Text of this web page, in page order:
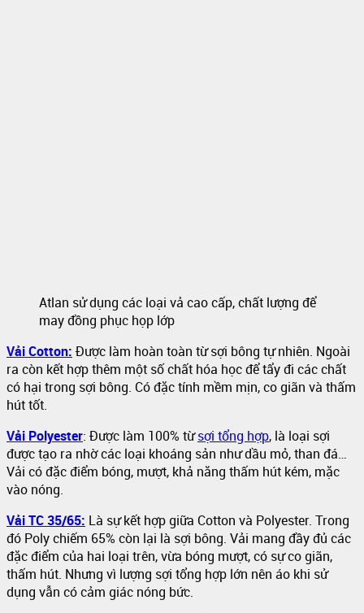
Atlan sử dụng các loại vả cao cấp, chất lượng để
may đồng phục họp lớp
Vải Cotton: Được làm hoàn toàn từ sợi bông tự nhiên. Ngoài
ra còn kết hợp thêm một số chất hóa học để tẩy đi các chất
có hại trong sợi bông. Có đặc tính mềm mịn, co giãn và thấm
hút tốt.
Vải Polyester: Được làm 100% từsợi tổng hợp, là loại sợi
được tạo ra nhờ các loại khoáng sản như dầu mỏ, than đá…
Vải có đặc điểm bóng, mượt, khả năng thấm hút kém, mặc
vào nóng.
Vải TC 35/65: Là sự kết hợp giữa Cotton và Polyester. Trong
đó Poly chiếm 65% còn lại là sợi bông. Vải mang đầy đủ các
đặc điểm của hai loại trên, vừa bóng mượt, có sự co giãn,
thấm hút. Nhưng vì lượng sợi tổng hợp lớn nên áo khi sử
dụng vẫn có cảm giác nóng bức.